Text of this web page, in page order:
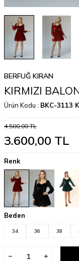
BERFUĞ KIRAN
KIRMIZI
Ürün Kodu : BKC-3113
4.500,00TL
3.600,00 TL
Renk
Beden
34 36 38